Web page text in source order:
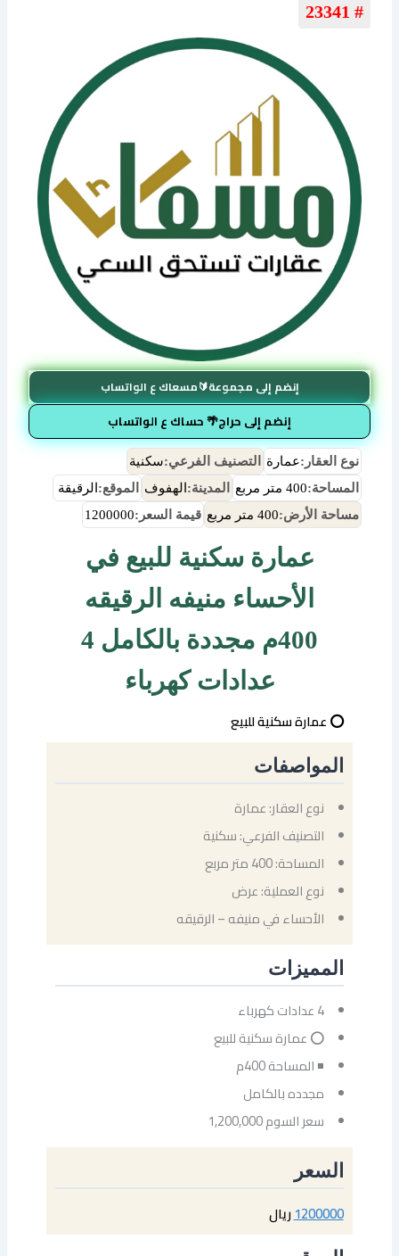
# 23341
إنضم إلى مجموعة🔰مسعاك ع الواتساب
إنضم إلى حراج🌴 حساك ع الواتساب
نوع العقار:عمارة التصنيف الفرعي:سكنية
المساحة:400 متر مربع المدينة: الهفوف الموقع: الرقيقة
مساحة الأرض:400 متر مربع قيمة السعر:1200000
عمارة سكنية للبيع في
الأحساء منيفه الرقيقه
400م مجددة بالكامل 4
عدادات كهرباء
⭕ عمارة سكنية للبيع
المواصفات
نوع العقار: عمارة
التصنيف الفرعي: سكنية
المساحة: 400 متر مربع
نوع العملية: عرض
الأحساء في منيفه – الرقيقه
المميزات
4 عدادات كهرباء
⭕ عمارة سكنية للبيع
◾ المساحة 400م
مجدده بالكامل
سعر السوم 1,200,000
السعر
1200000ريال